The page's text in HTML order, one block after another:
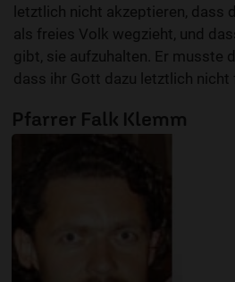
letztlich nicht akzeptieren, dass
als freies Volk wegzieht, und
gibt, sie aufzuhalten. Er musste
dass ihr Gott dazu letztlich nicht
Pfarrer Falk Klemm